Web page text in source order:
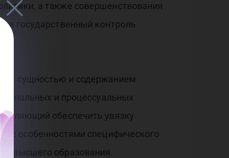
а также совершенствования
государственный контроль
с сущностью и содержанием
и процессуальных
обеспечить увязку
с особенностями специфического
высшего образования.